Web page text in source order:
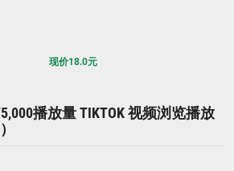
现价18.0元
播放量 TIKTOK 视频浏览播放